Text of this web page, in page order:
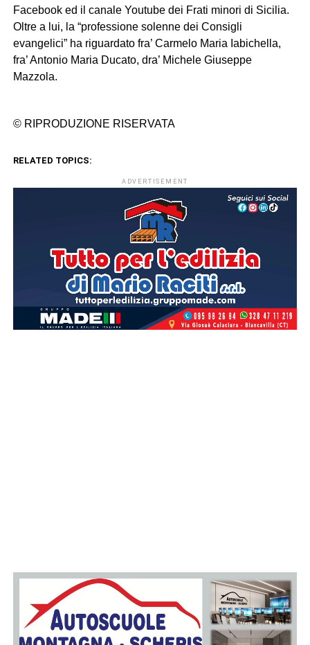
Facebook ed il canale Youtube dei Frati minori di Sicilia.
Oltre a lui, la “professione solenne dei Consigli
evangelici” ha riguardato fra’ Carmelo Maria Iabichella,
fra’ Antonio Maria Ducato, dra’ Michele Giuseppe
Mazzola.
© RIPRODUZIONE RISERVATA
RELATED TOPICS:
ADVERTISEMENT